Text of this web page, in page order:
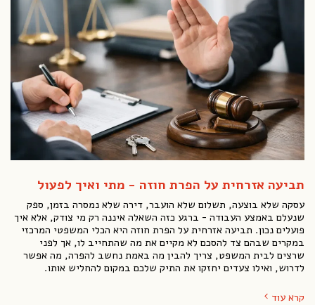
תביעה אזרחית על הפרת חוזה - מתי ואיך לפעול
עסקה שלא בוצעה, תשלום שלא הועבר, דירה שלא נמסרה בזמן, ספק
שנעלם באמצע העבודה - ברגע כזה השאלה איננה רק מי צודק, אלא איך
פועלים נכון. תביעה אזרחית על הפרת חוזה היא הכלי המשפטי המרכזי
במקרים שבהם צד להסכם לא מקיים את מה שהתחייב לו, אך לפני
שרצים לבית המשפט, צריך להבין מה באמת נחשב להפרה, מה אפשר
לדרוש, ואילו צעדים יחזקו את התיק שלכם במקום להחליש אותו.
קרא עוד